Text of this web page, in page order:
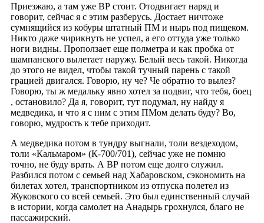
Приезжаю, а там уже ВР стоит. Отодвигает наряд и
говорит, сейчас я с этим разберусь. Достает ничтоже
сумнящийся из кобуры штатный ПМ и нырь под пищеком.
Никто даже чирикнуть не успел, а его оттуда уже только
ноги видны. Проползает еще полметра и как пробка от
шампанского вылетает наружу. Белый весь такой. Никогда
до этого не видел, чтобы такой тучный парень с такой
грацией двигался. Говорю, ну че? Че обратно то вылез?
Говорю, ты ж медальку явно хотел за подвиг, что тебя, боец
, остановило? Да я, говорит, тут подумал, ну найду я
медведика, и что я с ним с этим ПМом делать буду? Во,
говорю, мудрость к тебе приходит.
А медведика потом в тундру выгнали, толи вездеходом,
толи «Кальмаром» (К-700/701), сейчас уже не помню
точно, не буду врать. А ВР потом еще долго служил.
Разбился потом с семьей над Хабаровском, сэкономить на
билетах хотел, транспортником из отпуска полетел из
Жуковского со всей семьей. Это был единственный случай
в истории, когда самолет на Анадырь грохнулся, благо не
пассажирский.